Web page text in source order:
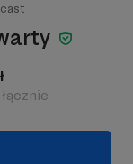
łącznie